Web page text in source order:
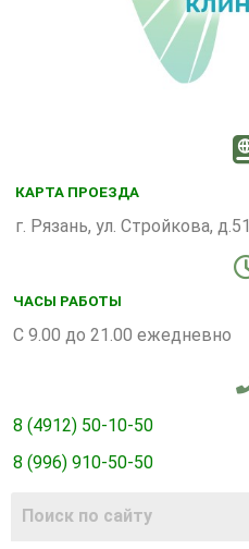
КАРТА ПРОЕЗДА
г. Рязань, ул. Стройкова, д.51
ЧАСЫ РАБОТЫ
С 9.00 до 21.00 ежедневно
8 (4912) 50-10-50
8 (996) 910-50-50